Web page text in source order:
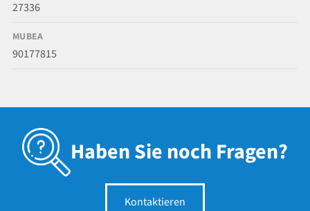
27336
MUBEA
90177815
Haben Sie noch Fragen?
Kontaktieren